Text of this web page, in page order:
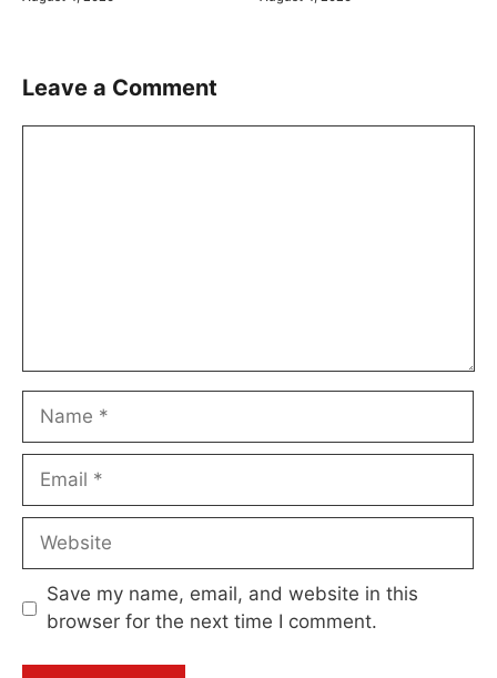
Leave a Comment
Name
Email
Website
Save my name, email, and website in this
browser for the next time I comment.